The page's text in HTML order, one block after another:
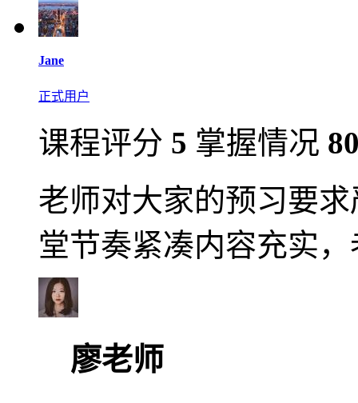
Jane
正式用户
课程评分 5 掌握情况
老师对大家的预习要
堂节奏紧凑内容充实
廖老师